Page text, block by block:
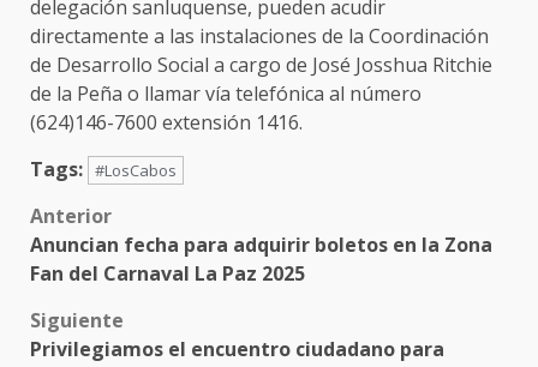
delegación sanluquense, pueden acudir
directamente a las instalaciones de la Coordinación
de Desarrollo Social a cargo de José Josshua Ritchie
de la Peña o llamar vía telefónica al número
(624)146-7600 extensión 1416.
Tags: #LosCabos
Post
navigation
Anterior
Anuncian fecha para adquirir boletos en la Zona
Fan del Carnaval La Paz 2025
Siguiente
Privilegiamos el encuentro ciudadano para